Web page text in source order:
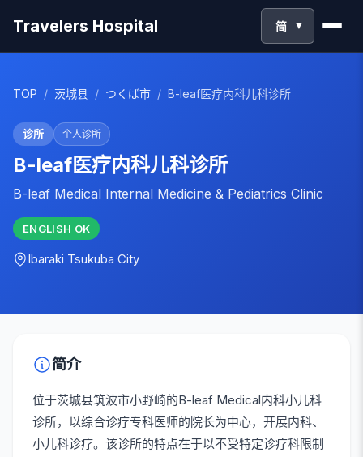
Travelers Hospital 简 ▼
TOP / 茨城县 / つくば市 / B-leaf医疗内科儿科诊所
诊所 个人诊所
B-leaf医疗内科儿科诊所
B-leaf Medical Internal Medicine & Pediatrics Clinic
ENGLISH OK
Ibaraki Tsukuba City
简介
位于茨城县筑波市小野崎的B-leaf Medical内科小儿科
诊所，以综合诊疗专科医师的院长为中心，开展内科、
小儿科诊疗。该诊所的特点在于以不受特定诊疗科限制